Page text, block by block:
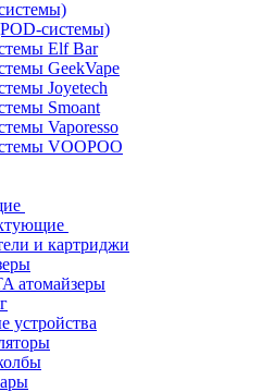
системы)
Elf Bar
GeekVape
Joyetech
Smoant
Vaporesso
VOOPOO
и картриджи
атомайзеры
устройства